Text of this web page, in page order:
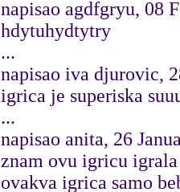
napisao agdfgryu, 08
hdytuhydtytry
...
napisao iva djurovic,
igrica je superiska
...
napisao anita, 26
znam ovu igricu
ovakva igrica samo